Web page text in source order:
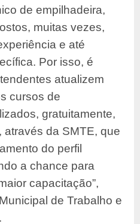
de empilhadeira,
muitas vezes,
e até
Por isso, é
atualizem
cursos de
gratuitamente,
através da SMTE, que
do perfil
a chance para
capacitação”,
de Trabalho e